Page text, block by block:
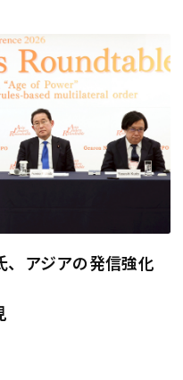
、アジアの発信強化